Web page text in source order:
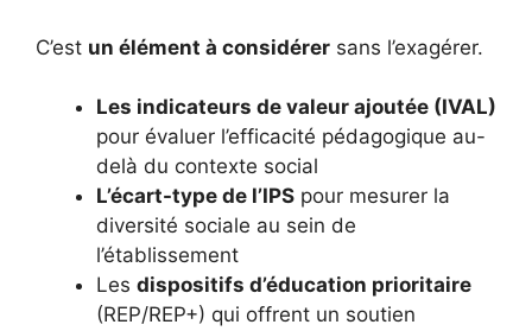
C’est un élément à considérer sans l’exagérer.
Les indicateurs de valeur ajoutée (IVAL)
pour évaluer l’efficacité pédagogique au-
delà du contexte social
L’écart-type de l’IPS pour mesurer la
diversité sociale au sein de
l’établissement
Les dispositifs d’éducation prioritaire
(REP/REP+) qui offrent un soutien